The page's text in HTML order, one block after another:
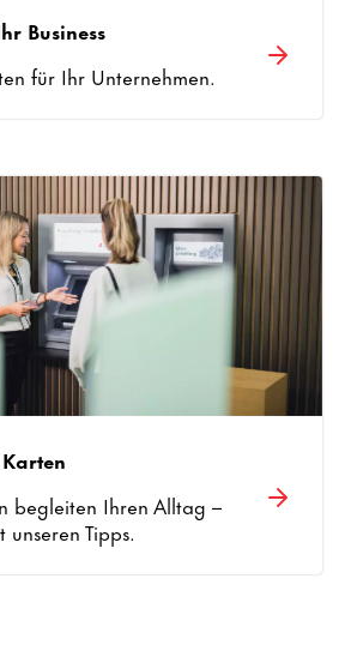
Business
für Ihr Unternehmen.
begleiten Ihren Alltag –
Tipps.